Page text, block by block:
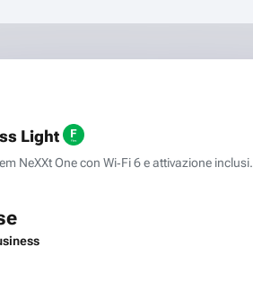
Light
NeXXt One con Wi‑Fi 6 e attivazione inclusi.